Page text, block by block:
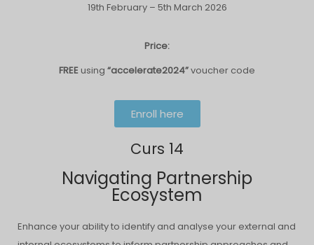
19th February – 5th March 2026
Price:
FREE using “accelerate2024”voucher code
Enroll here
Curs 14
Navigating Partnership
Ecosystem
Enhance your ability to identify and analyse your external and